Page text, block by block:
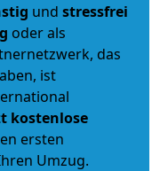
und stressfrei
oder als
das
ist
kostenlose
ersten
Umzug.